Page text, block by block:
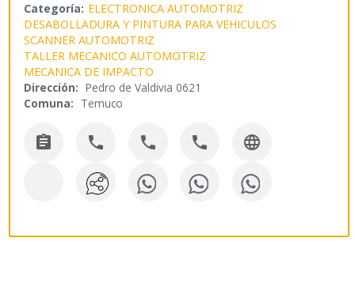
Categoría: ELECTRONICA AUTOMOTRIZ
DESABOLLADURA Y PINTURA PARA VEHICULOS
SCANNER AUTOMOTRIZ
TALLER MECANICO AUTOMOTRIZ
MECANICA DE IMPACTO
Dirección: Pedro de Valdivia 0621
Comuna: Temuco
    